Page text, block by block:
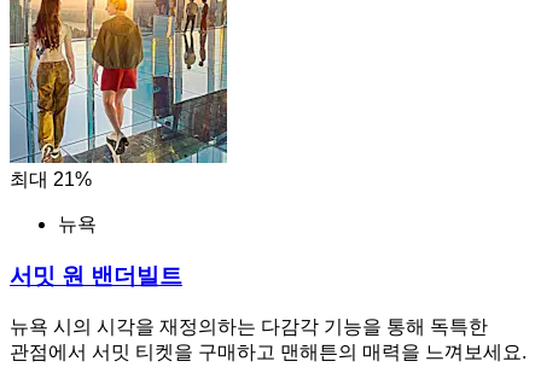
최대 21%
뉴욕
서밋 원 밴더빌트
뉴욕 시의 시각을 재정의하는 다감각 기능을 통해 독특한
관점에서 서밋 티켓을 구매하고 맨해튼의 매력을 느껴보세요.